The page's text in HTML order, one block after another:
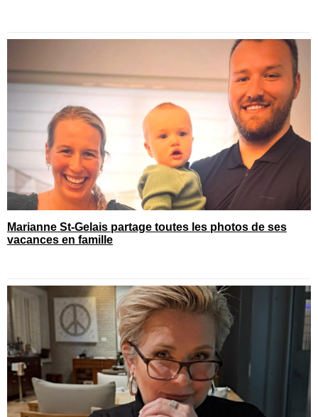
Marianne St-Gelais partage toutes les photos de ses
vacances en famille